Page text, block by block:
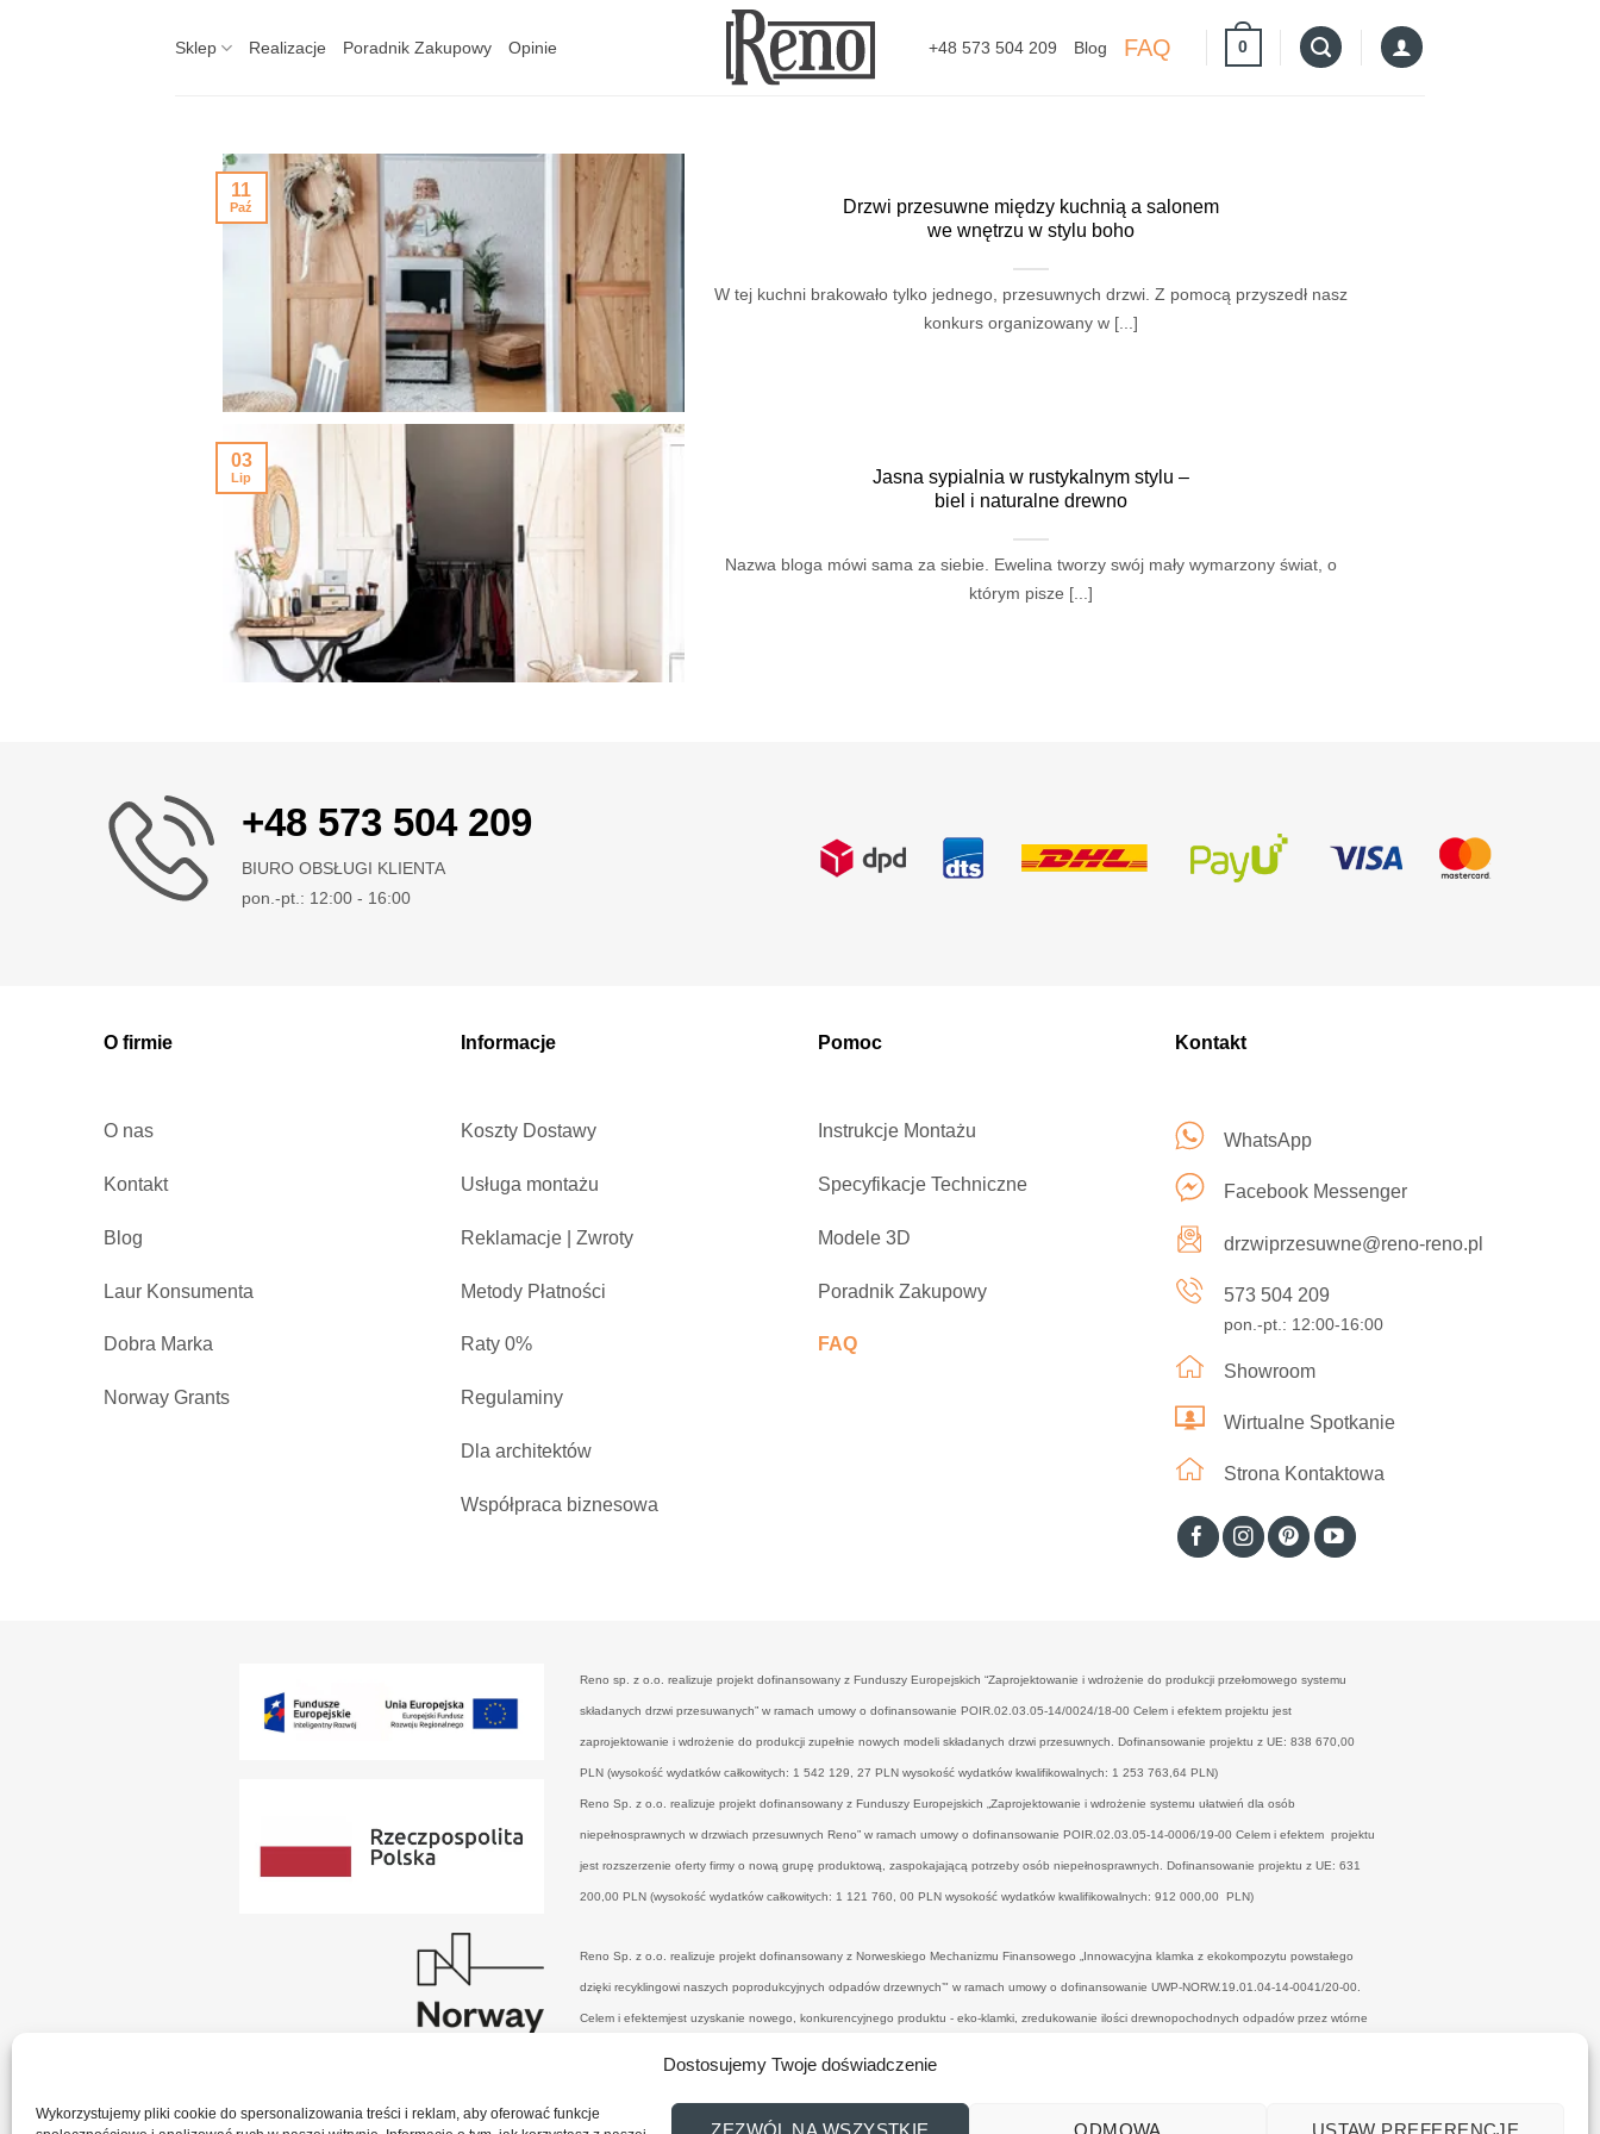
Dostosujemy Twoje doświadczenie
Wykorzystujemy pliki cookie do spersonalizowania treści i reklam, aby oferować funkcje
ZEZWÓL NA WSZYSTKIE ODMOWA USTAW PREFERENCJE
Sklep Realizacje Poradnik Zakupowy Opinie +48 573 504 209 Blog FAQ 0
Drzwi przesuwne między kuchnią a salonem
we wnętrzu w stylu boho
W tej kuchni brakowało tylko jednego, przesuwnych drzwi. Z pomocą przyszedł nasz
konkurs organizowany w [...]
11
Paź
Jasna sypialnia w rustykalnym stylu –
biel i naturalne drewno
Nazwa bloga mówi sama za siebie. Ewelina tworzy swój mały wymarzony świat, o
którym pisze [...]
03
Lip
+48 573 504 209
BIURO OBSŁUGI KLIENTA
pon.-pt.: 12:00 - 16:00
O firmie
O nas
Kontakt
Blog
Laur Konsumenta
Dobra Marka
Norway Grants
Informacje
Koszty Dostawy
Usługa montażu
Reklamacje | Zwroty
Metody Płatności
Raty 0%
Regulaminy
Dla architektów
Współpraca biznesowa
Pomoc
Instrukcje Montażu
Specyfikacje Techniczne
Modele 3D
Poradnik Zakupowy
FAQ
Kontakt
WhatsApp
Facebook Messenger
drzwiprzesuwne@reno-reno.pl
573 504 209
pon.-pt.: 12:00-16:00
Showroom
Wirtualne Spotkanie
Strona Kontaktowa
Reno sp. z o.o. realizuje projekt dofinansowany z Funduszy Europejskich “Zaprojektowanie i wdrożenie do produkcji przełomowego systemu
składanych drzwi przesuwanych” w ramach umowy o dofinansowanie POIR.02.03.05-14/0024/18-00 Celem i efektem projektu jest
zaprojektowanie i wdrożenie do produkcji zupełnie nowych modeli składanych drzwi przesuwnych. Dofinansowanie projektu z UE: 838 670,00
PLN (wysokość wydatków całkowitych: 1 542 129, 27 PLN wysokość wydatków kwalifikowalnych: 1 253 763,64 PLN)
Reno Sp. z o.o. realizuje projekt dofinansowany z Funduszy Europejskich „Zaprojektowanie i wdrożenie systemu ułatwień dla osób
niepełnosprawnych w drzwiach przesuwnych Reno” w ramach umowy o dofinansowanie POIR.02.03.05-14-0006/19-00 Celem i efektem projektu
jest rozszerzenie oferty firmy o nową grupę produktową, zaspokajającą potrzeby osób niepełnosprawnych. Dofinansowanie projektu z UE: 631
200,00 PLN (wysokość wydatków całkowitych: 1 121 760, 00 PLN wysokość wydatków kwalifikowalnych: 912 000,00 PLN)
Reno Sp. z o.o. realizuje projekt dofinansowany z Norweskiego Mechanizmu Finansowego „Innowacyjna klamka z ekokompozytu powstałego
dzięki recyklingowi naszych poprodukcyjnych odpadów drzewnych’" w ramach umowy o dofinansowanie UWP-NORW.19.01.04-14-0041/20-00.
Celem i efektemjest uzyskanie nowego, konkurencyjnego produktu - eko-klamki, zredukowanie ilości drewnopochodnych odpadów przez wtórne
818 866, 10 PLN wysokość wydatków kwalifikowalnych: 689 820,00PLN)